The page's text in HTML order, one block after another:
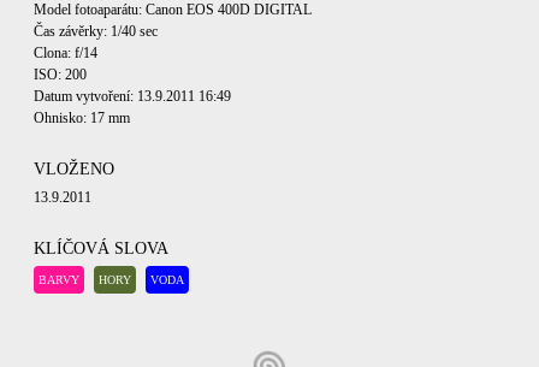
Model fotoaparátu: Canon EOS 400D DIGITAL
Čas závěrky: 1/40 sec
Clona: f/14
ISO: 200
Datum vytvoření: 13.9.2011 16:49
Ohnisko: 17 mm
VLOŽENO
13.9.2011
KLÍČOVÁ SLOVA
BARVY HORY VODA